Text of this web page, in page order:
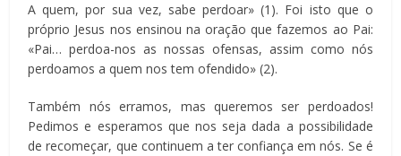
A quem, por sua vez, sabe perdoar» (1). Foi isto que o
próprio Jesus nos ensinou na oração que fazemos ao Pai:
«Pai… perdoa-nos as nossas ofensas, assim como nós
perdoamos a quem nos tem ofendido» (2).
Também nós erramos, mas queremos ser perdoados!
Pedimos e esperamos que nos seja dada a possibilidade
de recomeçar, que continuem a ter confiança em nós. Se é